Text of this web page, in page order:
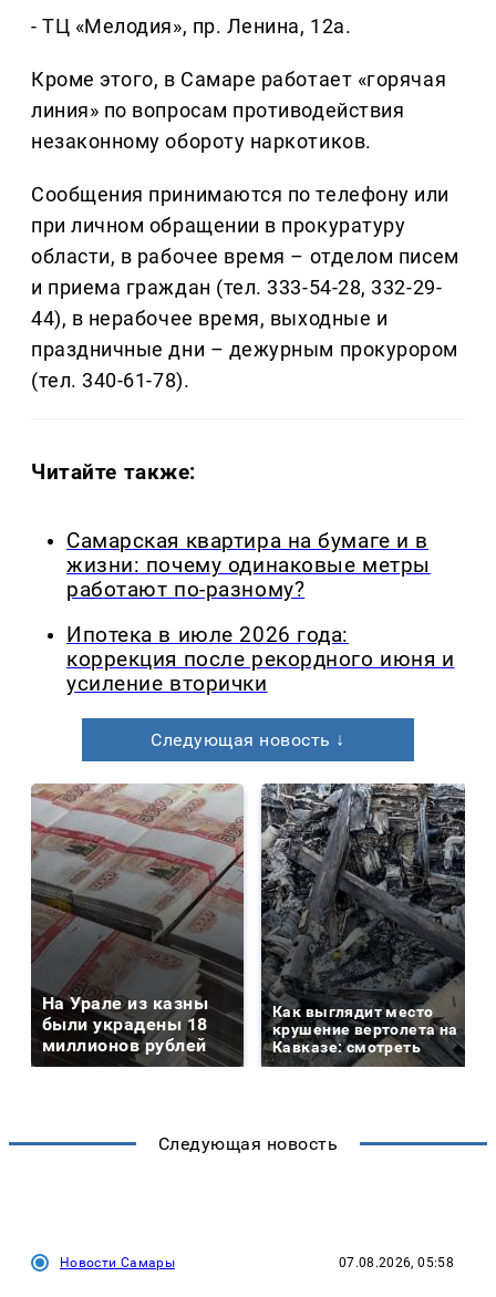
- ТЦ «Мелодия», пр. Ленина, 12а.
Кроме этого, в Самаре работает «горячая
линия» по вопросам противодействия
незаконному обороту наркотиков.
Сообщения принимаются по телефону или
при личном обращении в прокуратуру
области, в рабочее время – отделом писем
и приема граждан (тел. 333-54-28, 332-29-
44), в нерабочее время, выходные и
праздничные дни – дежурным прокурором
(тел. 340-61-78).
Читайте также:
Самарская квартира на бумаге и в
жизни: почему одинаковые метры
работают по-разному?
Ипотека в июле 2026 года:
коррекция после рекордного июня и
усиление вторички
Следующая новость ↓
На Урале из казны
были украдены 18
миллионов рублей
Как выглядит место
крушение вертолета на
Кавказе: смотреть
Следующая новость
Новости Самары 07.08.2026, 05:58